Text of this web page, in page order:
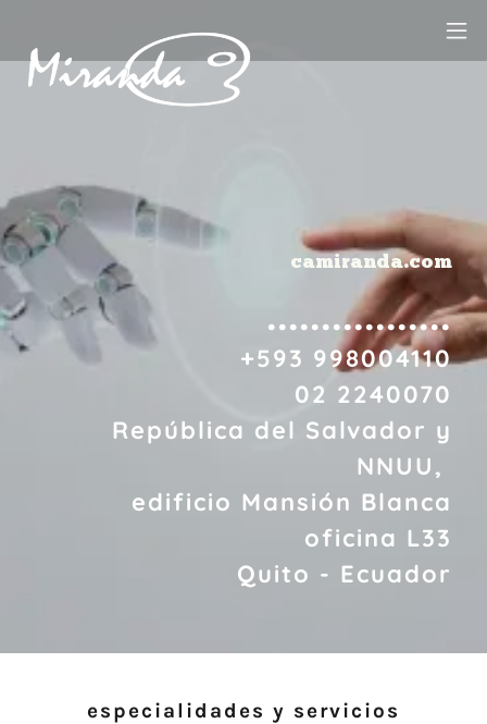
camiranda.com
.................
+593 998004110
02 2240070
República del Salvador y
NNUU,
edificio Mansión Blanca
oficina L33
Quito - Ecuador
especialidades y servicios